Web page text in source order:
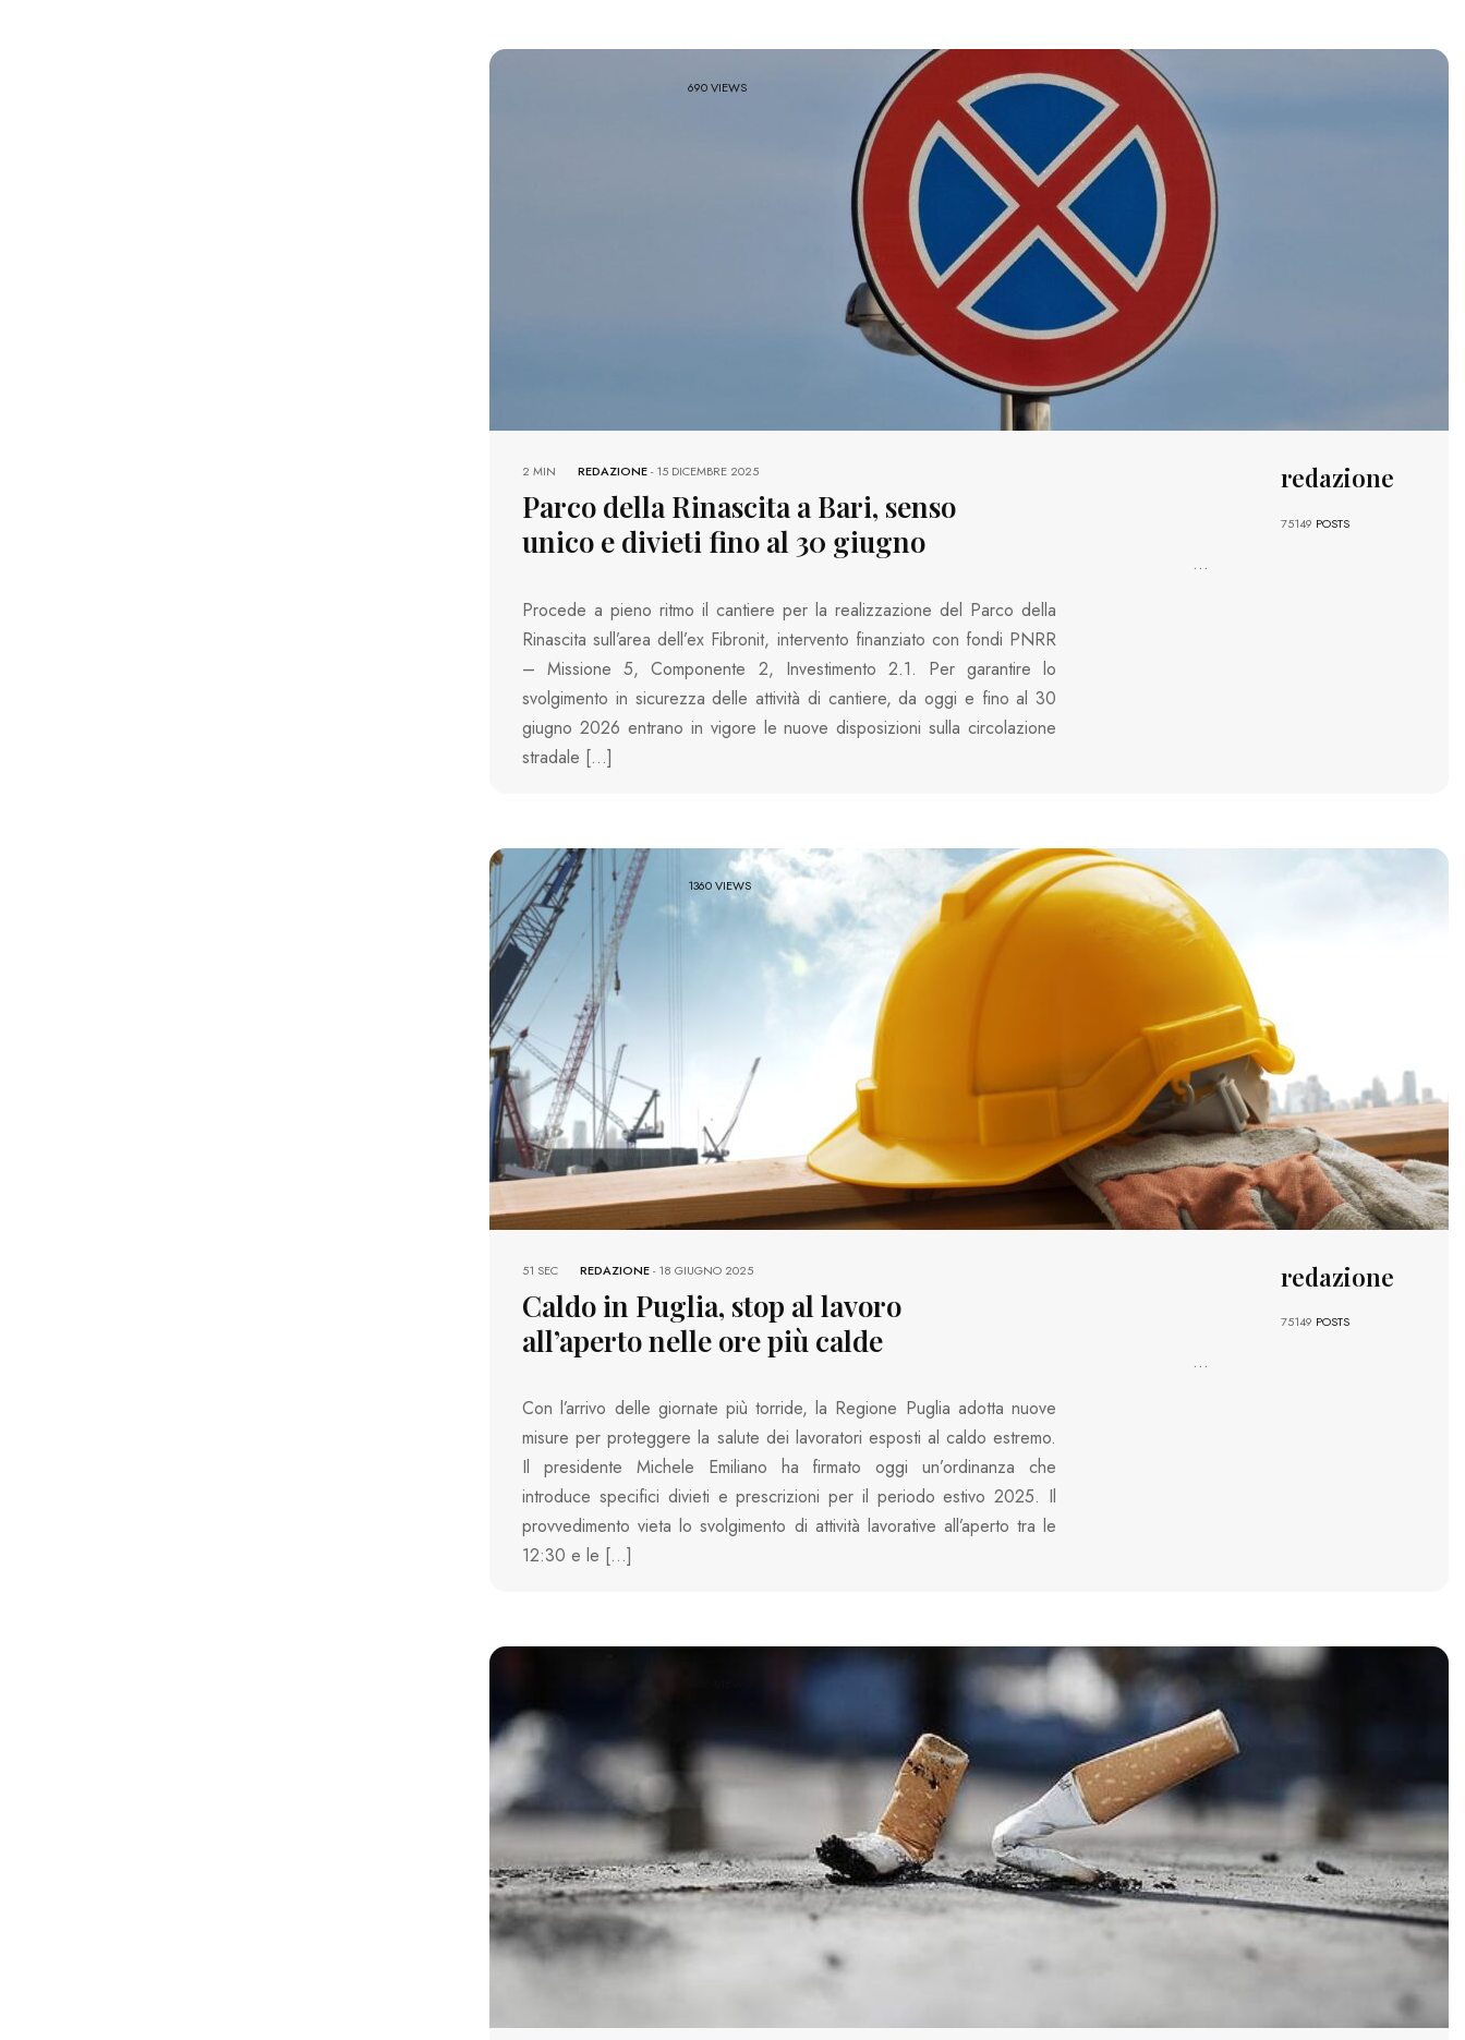
690 VIEWS
REDAZIONE-15 DICEMBRE 2025
2 MIN
Parco della Rinascita a Bari, senso
unico e divieti fino al 30 giugno
Procede a pieno ritmo il cantiere per la realizzazione del Parco della
Rinascita sull’area dell’ex Fibronit, intervento finanziato con fondi PNRR
– Missione 5, Componente 2, Investimento 2.1. Per garantire lo
svolgimento in sicurezza delle attività di cantiere, da oggi e fino al 30
giugno 2026 entrano in vigore le nuove disposizioni sulla circolazione
stradale […]
redazione
75149 POSTS
...
1360 VIEWS
REDAZIONE-18 GIUGNO 2025
51 SEC
Caldo in Puglia, stop al lavoro
all’aperto nelle ore più calde
Con l’arrivo delle giornate più torride, la Regione Puglia adotta nuove
misure per proteggere la salute dei lavoratori esposti al caldo estremo.
Il presidente Michele Emiliano ha firmato oggi un’ordinanza che
introduce specifici divieti e prescrizioni per il periodo estivo 2025. Il
provvedimento vieta lo svolgimento di attività lavorative all’aperto tra le
12:30 e le […]
redazione
75149 POSTS
...